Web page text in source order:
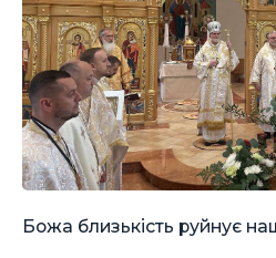
Божа близькість руйнує